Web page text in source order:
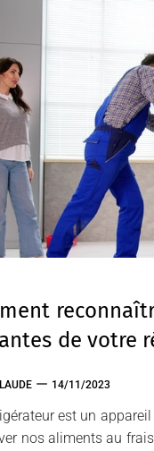
de votre
14/11/2023
est un
nos aliments au